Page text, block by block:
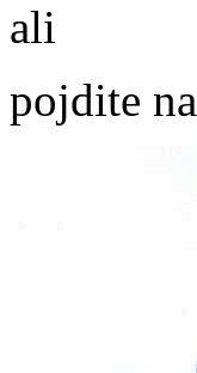
ali
pojdite na